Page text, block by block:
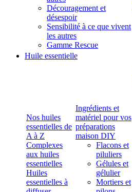
Découragement et
désespoir
Sensibilité à ce que vivent
les autres
Gamme Rescue
Huile essentielle
Nos huiles
essentielles de
A à Z
Complexes
aux huiles
essentielles
Huiles
essentielles à
Ingrédients et
matériel pour vos
préparations
maison DIY
Flacons et
piluliers
Gélules et
gélulier
Mortiers et